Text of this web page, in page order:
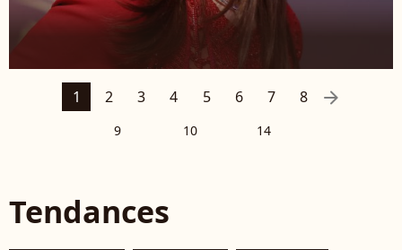
1 2 3 4 5 6 7 8
9 10 14
arrow_right
Tendances